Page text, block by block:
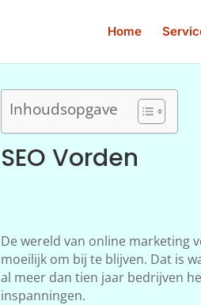
Home
Inhoudsopgave
SEO Vorden
De wereld van online marketing
moeilijk om bij te blijven. Dat is
al meer dan tien jaar bedrijven
inspanningen.